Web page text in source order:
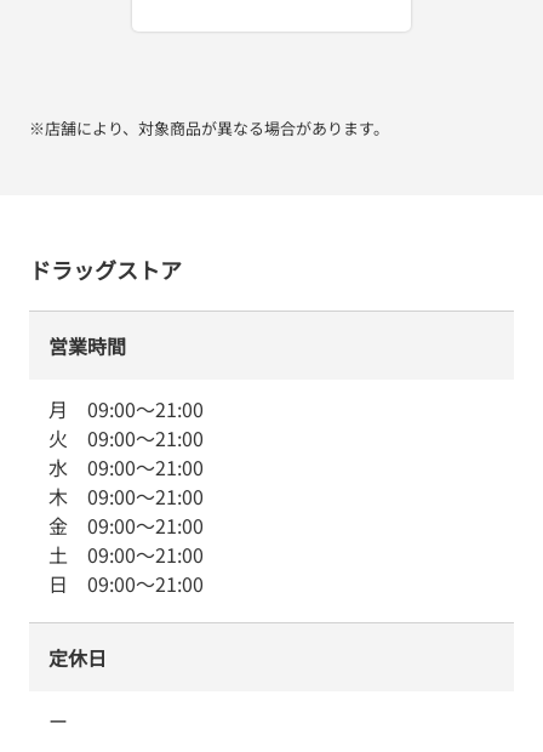
※店舗により、対象商品が異なる場合があります。
ドラッグストア
営業時間
月 09:00～21:00
火 09:00～21:00
水 09:00～21:00
木 09:00～21:00
金 09:00～21:00
土 09:00～21:00
日 09:00～21:00
定休日
ー